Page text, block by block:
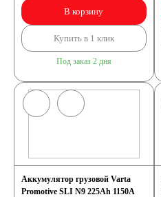
В корзину
Купить в 1 клик
Под заказ 2 дня
Аккумулятор грузовой Varta
Promotive SLI N9 225Ah 1150A